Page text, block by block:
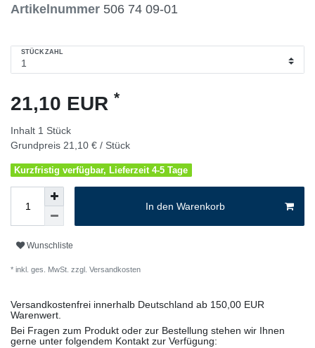
Artikelnummer 506 74 09-01
STÜCKZAHL
21,10 EUR *
Inhalt 1 Stück
Grundpreis 21,10 € / Stück
Kurzfristig verfügbar, Lieferzeit 4-5 Tage
In den Warenkorb
Wunschliste
* inkl. ges. MwSt. zzgl. Versandkosten
Versandkostenfrei innerhalb Deutschland ab 150,00 EUR
Warenwert.
Bei Fragen zum Produkt oder zur Bestellung stehen wir Ihnen
gerne unter folgendem Kontakt zur Verfügung: